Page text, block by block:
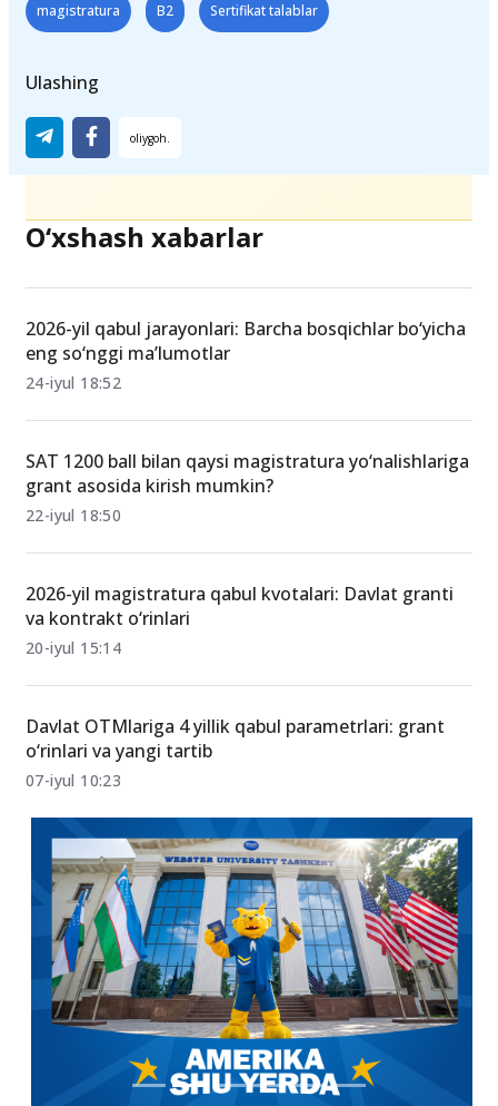
magistratura B2 Sertifikat talablar
Ulashing
O‘xshash xabarlar
2026-yil qabul jarayonlari: Barcha bosqichlar bo‘yicha
eng so‘nggi ma’lumotlar
24-iyul 18:52
SAT 1200 ball bilan qaysi magistratura yo‘nalishlariga
grant asosida kirish mumkin?
22-iyul 18:50
2026-yil magistratura qabul kvotalari: Davlat granti
va kontrakt o‘rinlari
20-iyul 15:14
Davlat OTMlariga 4 yillik qabul parametrlari: grant
o‘rinlari va yangi tartib
07-iyul 10:23